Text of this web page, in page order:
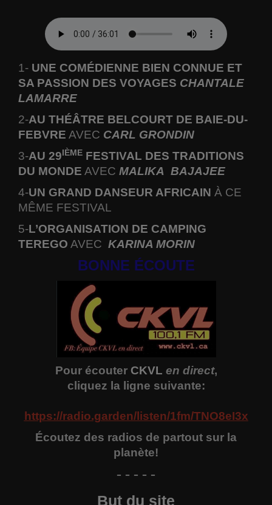
1- UNE COMÉDIENNE BIEN CONNUE ET
SA PASSION DES VOYAGES CHANTALE
LAMARRE
2-AU THÉÂTRE BELCOURT DE BAIE-DU-
FEBVRE AVEC CARL GRONDIN
3-AU 29IÈME FESTIVAL DES TRADITIONS
DU MONDE AVEC MALIKA BAJAJEE
4-UN GRAND DANSEUR AFRICAIN À CE
MÊME FESTIVAL
5-L’ORGANISATION DE CAMPING
TEREGO AVEC KARINA MORIN
BONNE ÉCOUTE
Pour écouter CKVL en direct,
cliquez la ligne suivante:
https://radio.garden/listen/1fm/TNO8eI3x
Écoutez des radios de partout sur la
planète!
- - - - -
But du site